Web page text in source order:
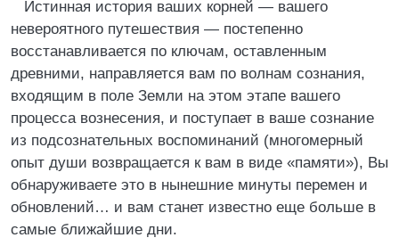
Истинная история ваших корней — вашего
невероятного путешествия — постепенно
восстанавливается по ключам, оставленным
древними, направляется вам по волнам сознания,
входящим в поле Земли на этом этапе вашего
процесса вознесения, и поступает в ваше сознание
из подсознательных воспоминаний (многомерный
опыт души возвращается к вам в виде «памяти»), Вы
обнаруживаете это в нынешние минуты перемен и
обновлений… и вам станет известно еще больше в
самые ближайшие дни.